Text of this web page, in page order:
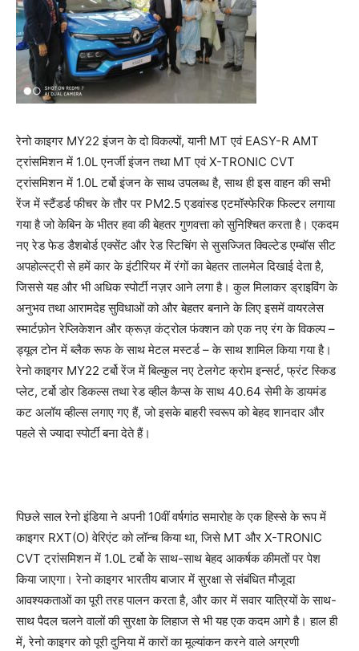
रेनो काइगर MY22 इंजन के दो विकल्पों, यानी MT एवं EASY-R AMT
ट्रांसमिशन में 1.0L एनर्जी इंजन तथा MT एवं X-TRONIC CVT
ट्रांसमिशन में 1.0L टर्बो इंजन के साथ उपलब्ध है, साथ ही इस वाहन की सभी
रेंज में स्टैंडर्ड फीचर के तौर पर PM2.5 एडवांस्ड एटमॉस्फेरिक फिल्टर लगाया
गया है जो केबिन के भीतर हवा की बेहतर गुणवत्ता को सुनिश्चित करता है। एकदम
नए रेड फेड डैशबोर्ड एक्सेंट और रेड स्टिचिंग से सुसज्जित क्विल्टेड एम्बॉस सीट
अपहोल्स्ट्री से हमें कार के इंटीरियर में रंगों का बेहतर तालमेल दिखाई देता है,
जिससे यह और भी अधिक स्पोर्टी नज़र आने लगा है। कुल मिलाकर ड्राइविंग के
अनुभव तथा आरामदेह सुविधाओं को और बेहतर बनाने के लिए इसमें वायरलेस
स्मार्टफ़ोन रेप्लिकेशन और क्रूज़ कंट्रोल फंक्शन को एक नए रंग के विकल्प –
ड्यूल टोन में ब्लैक रूफ के साथ मेटल मस्टर्ड – के साथ शामिल किया गया है।
रेनो काइगर MY22 टर्बो रेंज में बिल्कुल नए टेलगेट क्रोम इन्सर्ट, फ्रंट स्किड
प्लेट, टर्बो डोर डिकल्स तथा रेड व्हील कैप्स के साथ 40.64 सेमी के डायमंड
कट अलॉय व्हील्स लगाए गए हैं, जो इसके बाहरी स्वरूप को बेहद शानदार और
पहले से ज्यादा स्पोर्टी बना देते हैं।
पिछले साल रेनो इंडिया ने अपनी 10वीं वर्षगांठ समारोह के एक हिस्से के रूप में
काइगर RXT(O) वेरिएंट को लॉन्च किया था, जिसे MT और X-TRONIC
CVT ट्रांसमिशन में 1.0L टर्बो के साथ-साथ बेहद आकर्षक कीमतों पर पेश
किया जाएगा। रेनो काइगर भारतीय बाजार में सुरक्षा से संबंधित मौजूदा
आवश्यकताओं का पूरी तरह पालन करता है, और कार में सवार यात्रियों के साथ-
साथ पैदल चलने वालों की सुरक्षा के लिहाज से भी यह एक कदम आगे है। हाल ही
में, रेनो काइगर को पूरी दुनिया में कारों का मूल्यांकन करने वाले अग्रणी